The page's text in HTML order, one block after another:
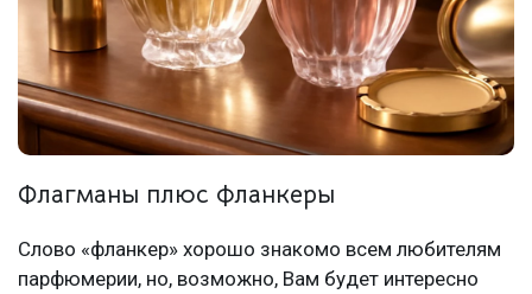
Флагманы плюс фланкеры
Слово «фланкер» хорошо знакомо всем любителям
парфюмерии, но, возможно, Вам будет интересно